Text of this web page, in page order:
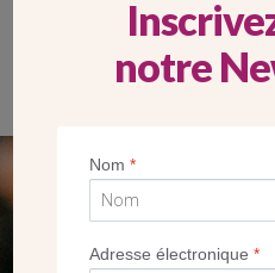
SEUL VOTRE DON
notre
Nom*
Adresse électronique*